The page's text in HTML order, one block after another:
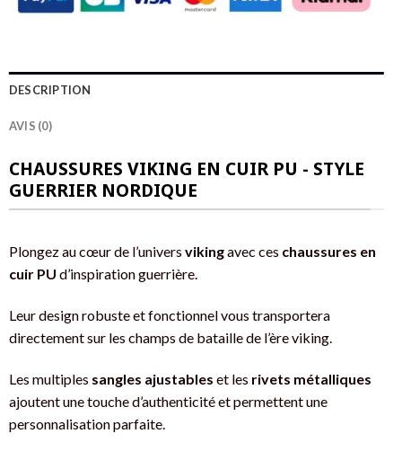
DESCRIPTION
AVIS (0)
CHAUSSURES VIKING EN CUIR PU - STYLE
GUERRIER NORDIQUE
Plongez au cœur de l’univers vikingavec ces chaussures en
cuir PU d’inspiration guerrière.
Leur design robuste et fonctionnel vous transportera
directement sur les champs de bataille de l’ère viking.
Les multiples sangles ajustables et les rivets métalliques
ajoutent une touche d’authenticité et permettent une
personnalisation parfaite.